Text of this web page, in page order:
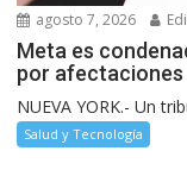
agosto 7, 2026
Meta es
por afectaciones
NUEVA YORK.- Un
Salud y Tecnología